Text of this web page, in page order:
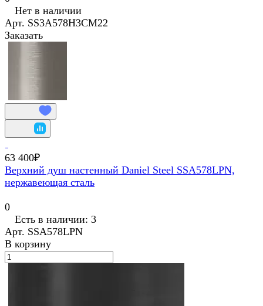
Нет в наличии
Арт. SS3A578H3CM22
Заказать
63 400₽
Верхний душ настенный Daniel Steel SSA578LPN,
нержавеющая сталь
0
Есть в наличии: 3
Арт. SSA578LPN
В корзину